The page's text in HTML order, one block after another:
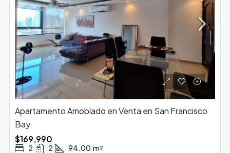
Apartamento Amoblado en Venta en San Francisco
Bay
$169,990
2 2 94.00 m²